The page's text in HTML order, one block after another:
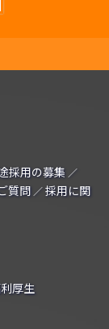
採用の募集 ／
質問 ／採用に関
厚生